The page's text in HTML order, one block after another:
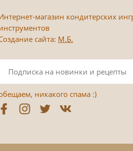
магазин кондитерских
сайта: М.Б.
никакого спама :)